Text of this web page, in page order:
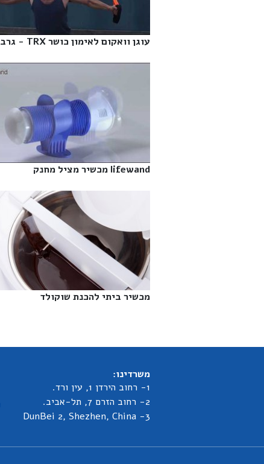
עוגן וואקום לאימון כושר TRX - גרבו‎
lifewand מכשיר מציל מחנק‎
מכשיר ביתי להכנת שוקולד‎
משרדינו:
1- רחוב הירדן 1, עין ורד.
2- רחוב הזרם 7, תל-אביב.
3- DunBei 2, Shezhen, China